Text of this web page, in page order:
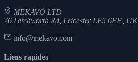
MEKAVO LTD
76 Letchworth Rd, Leicester LE3 6FH, UK
info@mekavo.com
Liens rapides